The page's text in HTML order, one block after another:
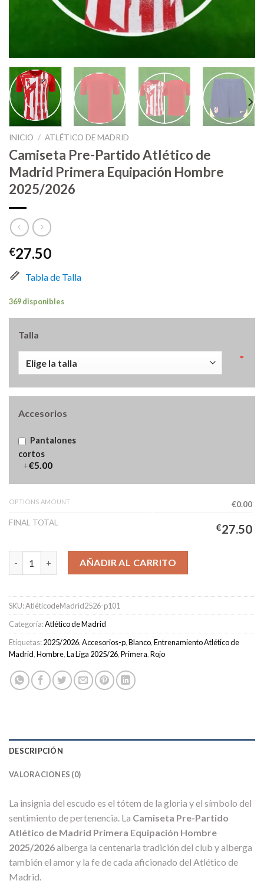
INICIO / ATLÉTICO DE MADRID
Camiseta Pre-Partido Atlético de
Madrid Primera Equipación Hombre
2025/2026
€27.50
Tabla de Talla
369 disponibles
Talla
*
Accesorios
Pantalones
cortos
+€5.00
OPTIONS AMOUNT
€0.00
FINAL TOTAL
€27.50
Camiseta Pre-Partido Atlético de Madrid Primera Equipación
AÑADIR AL CARRITO
SKU:AtléticodeMadrid2526-p101
Categoría:Atlético de Madrid
Etiquetas:2025/2026,Accesorios-p,Blanco,Entrenamiento Atlético de
Madrid,Hombre,La Liga 2025/26,Primera,Rojo
DESCRIPCIÓN
VALORACIONES (0)
La insignia del escudo es el tótem de la gloria y el símbolo del
sentimiento de pertenencia. La Camiseta Pre-Partido
Atlético de Madrid Primera Equipación Hombre
2025/2026alberga la centenaria tradición del club y alberga
también el amor y la fe de cada aficionado del Atlético de
Madrid.